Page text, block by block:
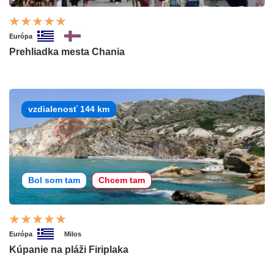
Európa
Prehliadka mesta Chania
vzdialenosť 144 km
Bol som tam Chcem tam
Európa Milos
Kúpanie na pláži Firiplaka